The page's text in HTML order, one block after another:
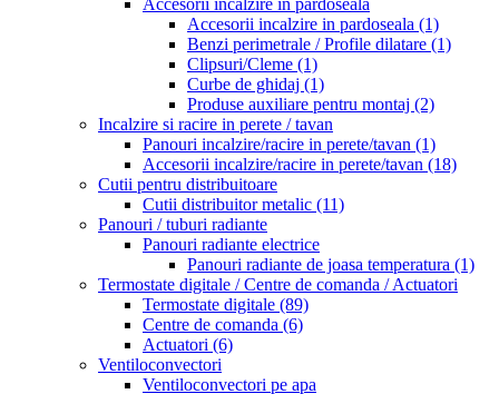
Accesorii incalzire in pardoseala
Accesorii incalzire in pardoseala (1)
Benzi perimetrale / Profile dilatare (1)
Clipsuri/Cleme (1)
Curbe de ghidaj (1)
Produse auxiliare pentru montaj (2)
Incalzire si racire in perete / tavan
Panouri incalzire/racire in perete/tavan (1)
Accesorii incalzire/racire in perete/tavan (18)
Cutii pentru distribuitoare
Cutii distribuitor metalic (11)
Panouri / tuburi radiante
Panouri radiante electrice
Panouri radiante de joasa temperatura (1)
Termostate digitale / Centre de comanda / Actuatori
Termostate digitale (89)
Centre de comanda (6)
Actuatori (6)
Ventiloconvectori
Ventiloconvectori pe apa